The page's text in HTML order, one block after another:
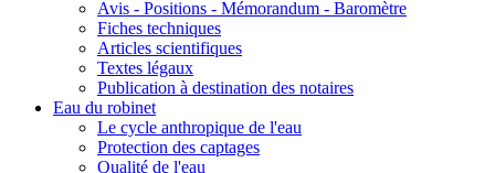
Avis - Positions - Mémorandum - Baromètre
Fiches techniques
Articles scientifiques
Textes légaux
Publication à destination des notaires
Eau du robinet
Le cycle anthropique de l'eau
Protection des captages
Qualité de l'eau